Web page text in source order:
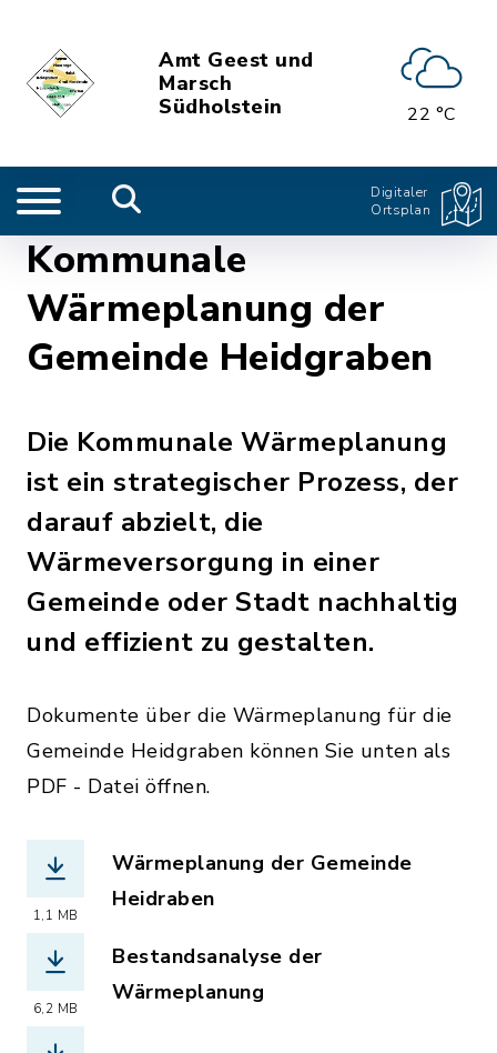
Amt Geest und
Marsch
Südholstein
22 °C
Digitaler
Ortsplan
Kommunale
Wärmeplanung der
Gemeinde Heidgraben
Die Kommunale Wärmeplanung
ist ein strategischer Prozess, der
darauf abzielt, die
Wärmeversorgung in einer
Gemeinde oder Stadt nachhaltig
und effizient zu gestalten.
Dokumente über die Wärmeplanung für die
Gemeinde Heidgraben können Sie unten als
PDF - Datei öffnen.
1,1 MB
Wärmeplanung der Gemeinde
Heidraben
6,2 MB
Bestandsanalyse der
Wärmeplanung